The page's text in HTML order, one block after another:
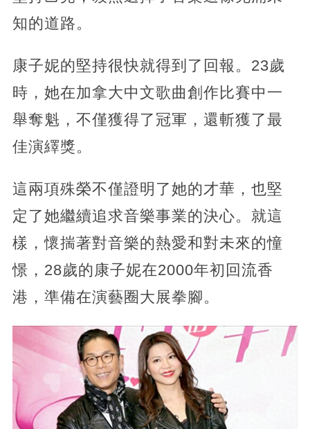
知的道路。
康子妮的堅持很快就得到了回報。23歲
時，她在加拿大中文歌曲創作比賽中一
舉奪魁，不僅獲得了冠軍，還斬獲了最
佳演繹獎。
這兩項殊榮不僅證明了她的才華，也堅
定了她繼續追求音樂事業的決心。就這
樣，懷揣著對音樂的熱愛和對未來的憧
憬，28歲的康子妮在2000年初回流香
港，準備在演藝圈大展拳腳。